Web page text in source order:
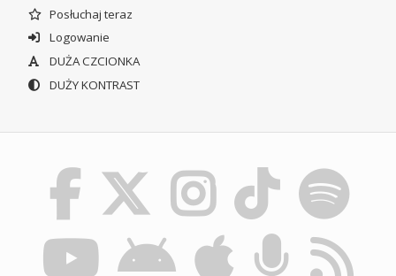
Posłuchaj teraz
Logowanie
DUŻA CZCIONKA
DUŻY KONTRAST